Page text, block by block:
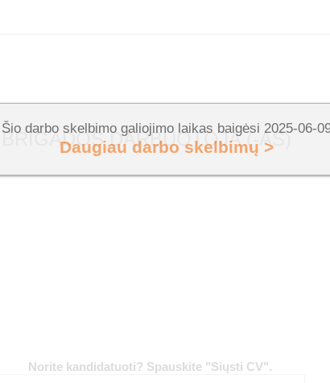
DARBUOTOJA (-AS)
Norite kandidatuoti? Spauskite "Siųsti CV".
Šio darbo skelbimo galiojimo laikas baigėsi 2025-06-
Daugiau darbo skelbimų >